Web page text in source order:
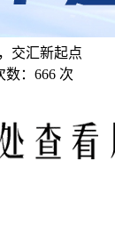
交汇新起点
： 666 次